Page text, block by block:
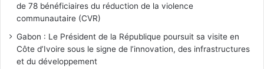
de 78 bénéficiaires du réduction de la violence
communautaire (CVR)
Gabon : Le Président de la République poursuit sa visite en
Côte d’Ivoire sous le signe de l’innovation, des infrastructures
et du développement